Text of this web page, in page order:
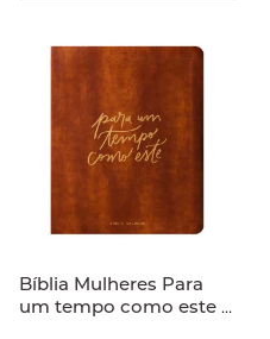
Bíblia Mulheres Para
um tempo como este -